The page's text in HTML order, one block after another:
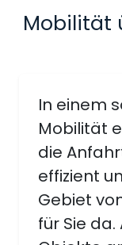
Mobilität
In einem
Mobilität
die
effizient
Gebiet
für Sie